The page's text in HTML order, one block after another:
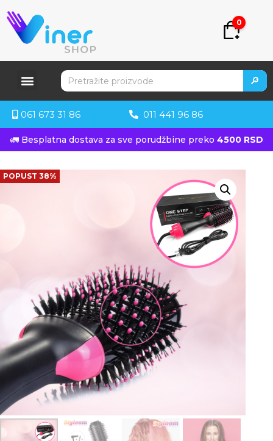
0
🔎
061 673 31 86 011 441 96 86
🚛 Besplatna dostava za sve porudžbine preko 4500 RSD
POPUST 38%